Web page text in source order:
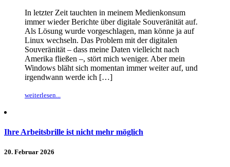
In letzter Zeit tauchten in meinem Medienkonsum
immer wieder Berichte über digitale Souveränität auf.
Als Lösung wurde vorgeschlagen, man könne ja auf
Linux wechseln. Das Problem mit der digitalen
Souveränität – dass meine Daten vielleicht nach
Amerika fließen –, stört mich weniger. Aber mein
Windows bläht sich momentan immer weiter auf, und
irgendwann werde ich […]
weiterlesen...
Ihre Arbeitsbrille ist nicht mehr möglich
20. Februar 2026